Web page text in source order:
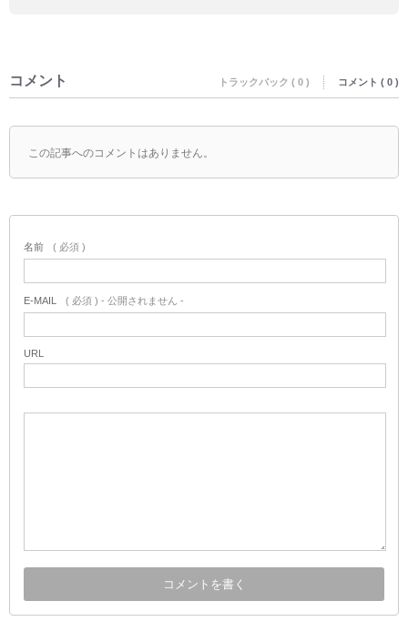
コメント トラックバック ( 0 ) コメント ( 0 )
この記事へのコメントはありません。
名前 ( 必須 )
E-MAIL ( 必須 ) - 公開されません -
URL